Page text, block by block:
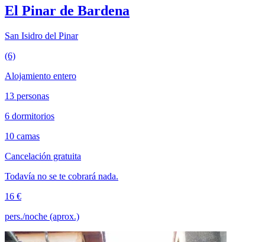
El Pinar de Bardena
San Isidro del Pinar
(6)
Alojamiento entero
13 personas
6 dormitorios
10 camas
Cancelación gratuita
Todavía no se te cobrará nada.
16 €
pers./noche (aprox.)